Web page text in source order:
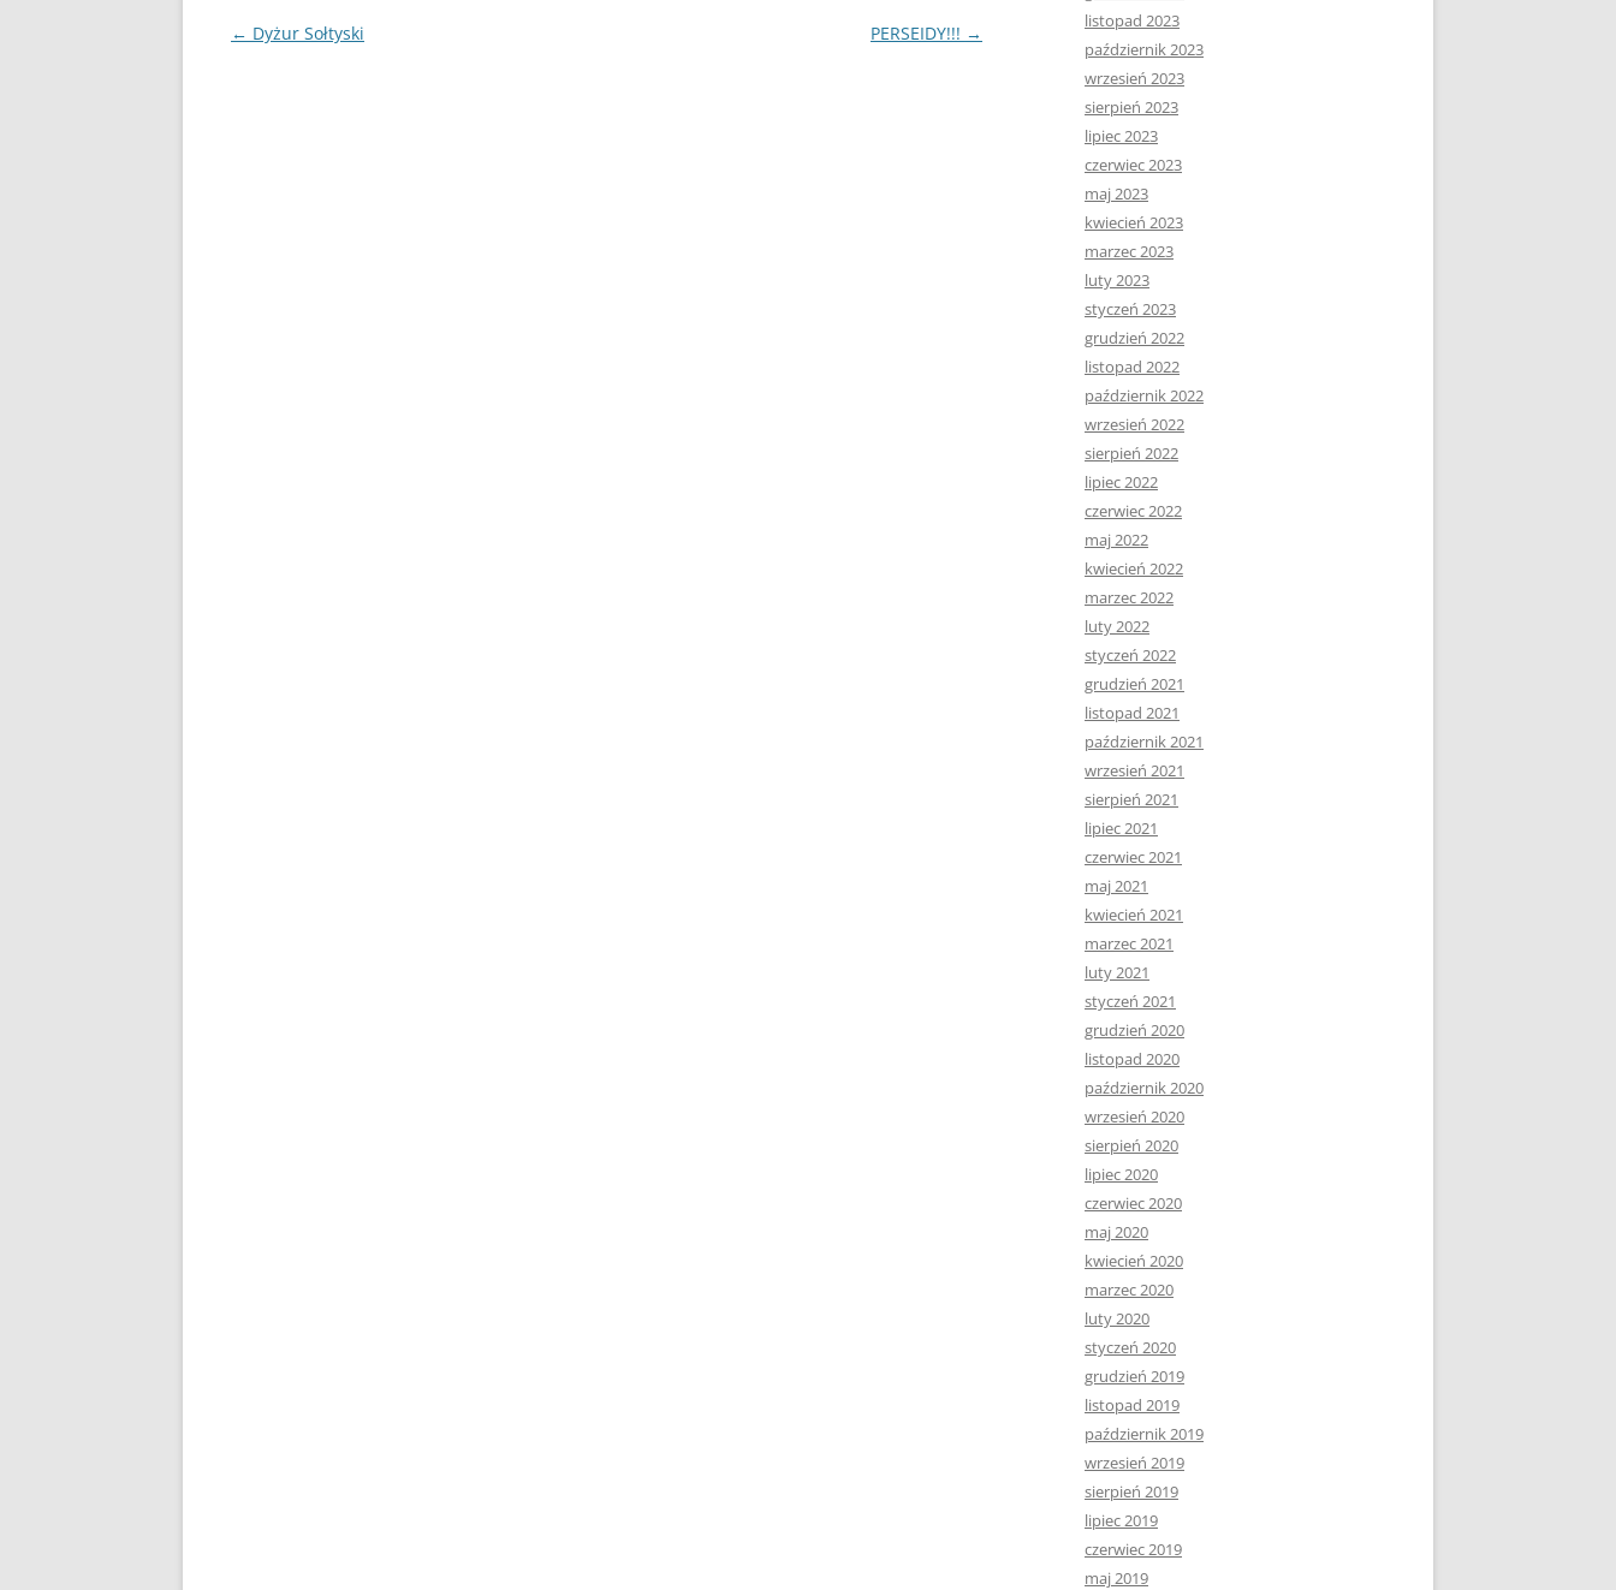
Nawigacja
← Dyżur Sołtyski PERSEIDY!!! →
listopad 2023
październik 2023
wrzesień 2023
sierpień 2023
lipiec 2023
czerwiec 2023
maj 2023
kwiecień 2023
marzec 2023
luty 2023
styczeń 2023
grudzień 2022
listopad 2022
październik 2022
wrzesień 2022
sierpień 2022
lipiec 2022
czerwiec 2022
maj 2022
kwiecień 2022
marzec 2022
luty 2022
styczeń 2022
grudzień 2021
listopad 2021
październik 2021
wrzesień 2021
sierpień 2021
lipiec 2021
czerwiec 2021
maj 2021
kwiecień 2021
marzec 2021
luty 2021
styczeń 2021
grudzień 2020
listopad 2020
październik 2020
wrzesień 2020
sierpień 2020
lipiec 2020
czerwiec 2020
maj 2020
kwiecień 2020
marzec 2020
luty 2020
styczeń 2020
grudzień 2019
listopad 2019
październik 2019
wrzesień 2019
sierpień 2019
lipiec 2019
czerwiec 2019
maj 2019